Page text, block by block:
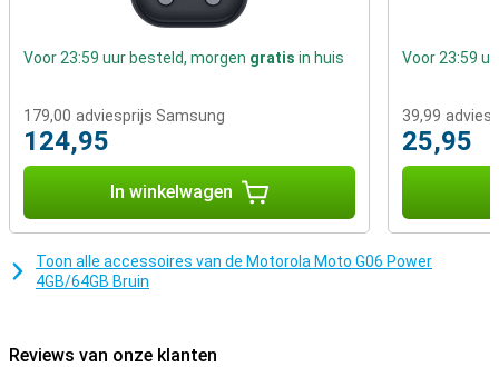
Voor 23:59 uur besteld, morgen gratis in huis
179,00 adviesprijs Samsung
124,95
In winkelwagen
Voor 23:59
39,99
25,95
Toon alle accessoires van de Motorola Moto G06 Power
4GB/64GB Bruin
Reviews van onze klanten